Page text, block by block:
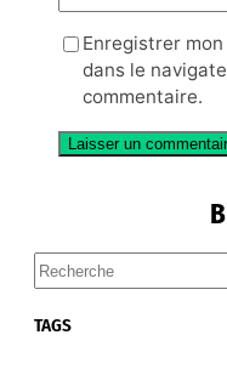
Enregistrer
dans le
commentaire.
S
e
a
TAGS